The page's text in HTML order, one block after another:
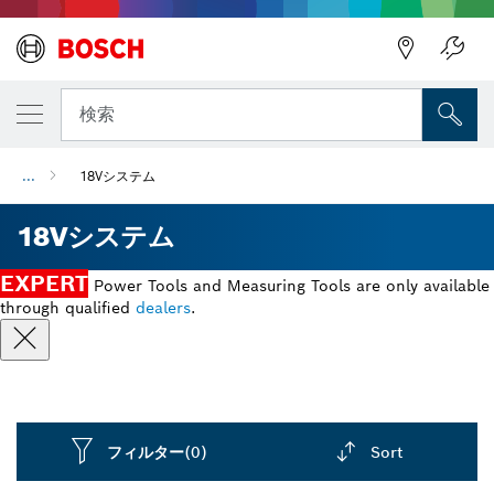
検索
... 18Vシステム
18Vシステム
EXPERT Power Tools and Measuring Tools are only available
through qualified dealers.
フィルター(0) Sort